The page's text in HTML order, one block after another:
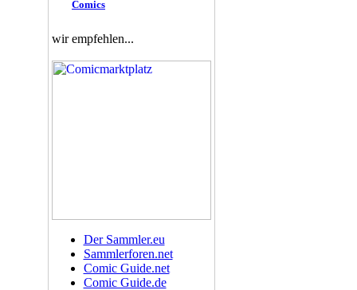
Comics
wir empfehlen...
Der Sammler.eu
Sammlerforen.net
Comic Guide.net
Comic Guide.de